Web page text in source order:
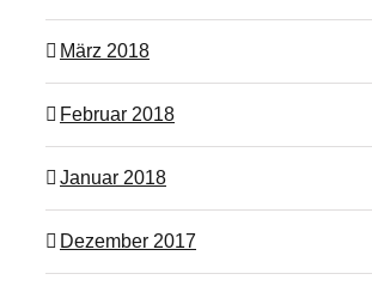
März 2018
Februar 2018
Januar 2018
Dezember 2017